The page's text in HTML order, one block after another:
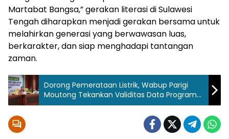
Martabat Bangsa,” gerakan literasi di Sulawesi
Tengah diharapkan menjadi gerakan bersama untuk
melahirkan generasi yang berwawasan luas,
berkarakter, dan siap menghadapi tantangan
zaman.
Tag:
Bunda
Literasi
Hestiwati
Nanga
Dorong Pemerataan Listrik, Wabup Parigi
Moutong Tekankan Validitas Data Program
“Berani Menyala”